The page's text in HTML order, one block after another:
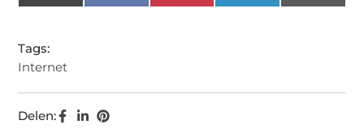
Tags:
Internet
Delen: